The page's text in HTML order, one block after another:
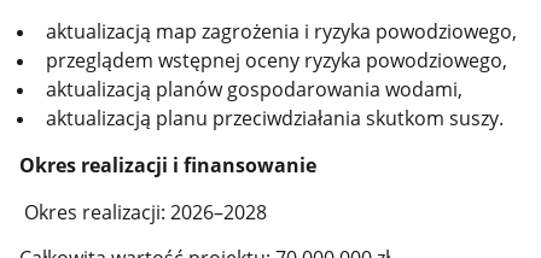
aktualizacją map zagrożenia i ryzyka powodziowego,
przeglądem wstępnej oceny ryzyka powodziowego,
aktualizacją planów gospodarowania wodami,
aktualizacją planu przeciwdziałania skutkom suszy.
Okres realizacji i finansowanie
Okres realizacji: 2026–2028